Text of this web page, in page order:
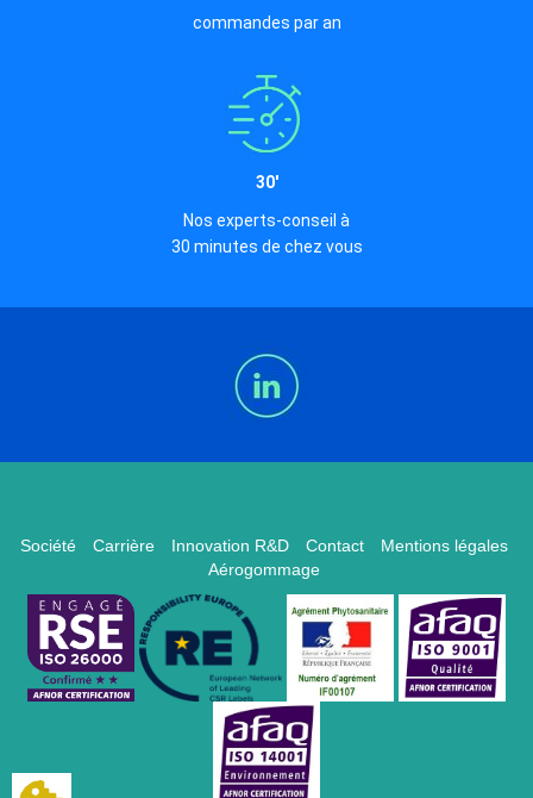
commandes par an
30'
Nos experts-conseil à
30 minutes de chez vous
Société Carrière Innovation R&D Contact
Mentions légales
Aérogommage